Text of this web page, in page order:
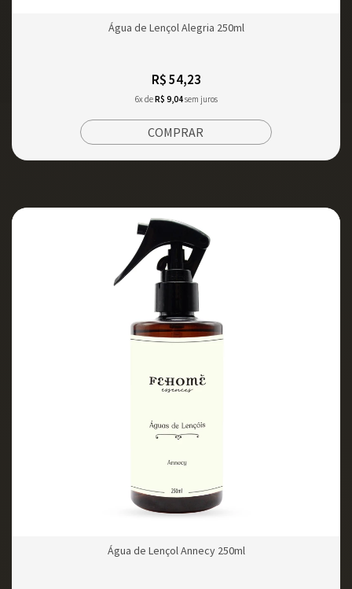
Água de Lençol Alegria 250ml
R$ 54,23
6x deR$ 9,04sem juros
COMPRAR
Água de Lençol Annecy 250ml